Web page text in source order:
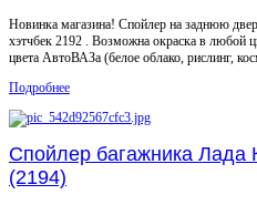
Новинка магазина! Спойлер на заднюю
хэтчбек 2192 . Возможна окраска в любой
цвета АвтоВАЗа (белое облако, рислинг,
Подробнее
Спойлер багажника Лада
(2194)